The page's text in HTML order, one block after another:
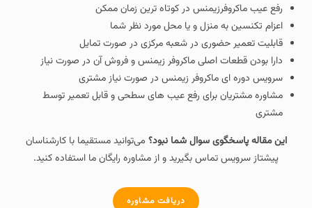
رفع عیب ماکروفرزیمنس در کوتاه ترین زمان ممکن
اعزام تکنسین به منزل و یا محل مورد نظر شما
قابلیت تعمیر حضوری در شعبه مرکزی در صورت تمایل
دارا بودن قطعات اصلی ماکروفر زیمنس و فروش آن در صورت نیاز
سرویس دوره ای ماکروفر زیمنس در صورت نیاز مشتری
مشاوره مشتریان برای رفع عیب های سطحی و قابل تعمیر توسط
مشتری
این مقاله پاسخگوی سوال شما نبود؟ می‌توانید مستقیما با کارشناسان
پیشتاز سرویس تماس بگیرید و از مشاوره رایگان ما استفاده کنید.
دریافت مشاوره